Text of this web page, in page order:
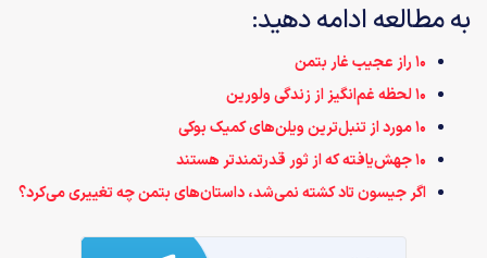
به مطالعه ادامه دهید:
۱۰ راز عجیب غار بتمن
۱۰ لحظه غم‌انگیز از زندگی ولورین
۱۰ مورد از تنبل‌ترین ویلن‌های کمیک بوکی
۱۰ جهش‌یافته که از ثور قدرتمندتر هستند
اگر جیسون تاد کشته نمی‌شد، داستان‌های بتمن چه تغییری می‌کرد؟